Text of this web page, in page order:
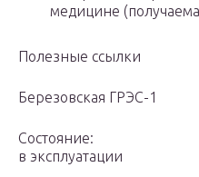
медицине
Полезные ссылки
Березовская ГРЭС-1
Состояние:
в эксплуатации